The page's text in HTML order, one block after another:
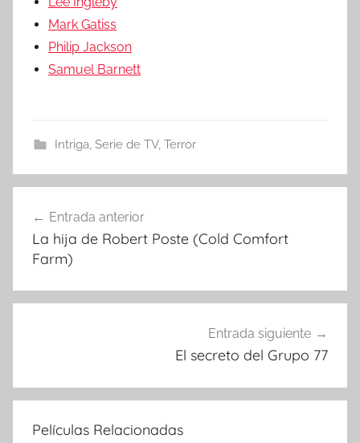
Mark Gatiss
Philip Jackson
Samuel Barnett
Intriga, Serie de TV, Terror
Navegación
de
Entrada anterior
La hija de Robert Poste (Cold Comfort
Farm)
Entrada siguiente
El secreto del Grupo 77
Películas Relacionadas